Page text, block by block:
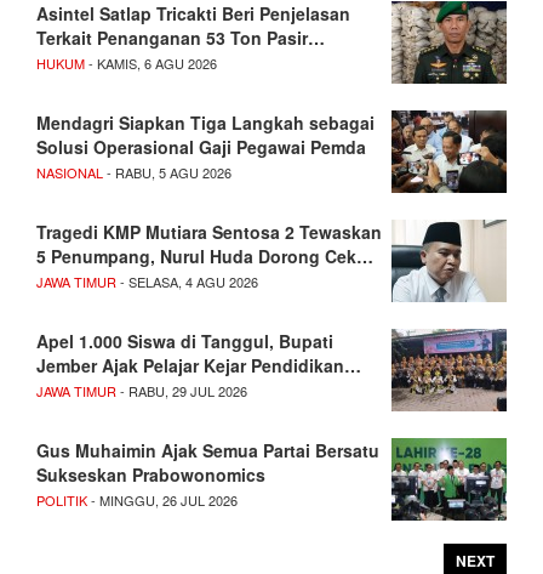
Asintel Satlap Tricakti Beri Penjelasan
Terkait Penanganan 53 Ton Pasir…
HUKUM- KAMIS, 6 AGU 2026
Mendagri Siapkan Tiga Langkah sebagai
Solusi Operasional Gaji Pegawai Pemda
NASIONAL - RABU, 5 AGU 2026
Tragedi KMP Mutiara Sentosa 2 Tewaskan
5 Penumpang, Nurul Huda Dorong Cek…
JAWA TIMUR - SELASA, 4 AGU 2026
Apel 1.000 Siswa di Tanggul, Bupati
Jember Ajak Pelajar Kejar Pendidikan…
JAWA TIMUR - RABU, 29 JUL 2026
Gus Muhaimin Ajak Semua Partai Bersatu
Sukseskan Prabowonomics
POLITIK- MINGGU, 26 JUL 2026
NEXT